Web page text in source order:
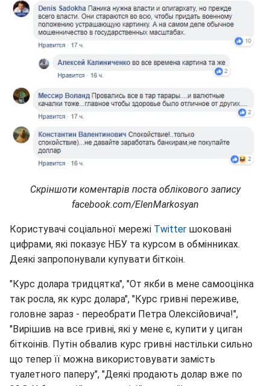
Скріншоти коментарів поста облікового запису
facebook.com/ElenMarkosyan
Користувачі соціальної мережі Twitter шоковані
цифрами, які показує НБУ та курсом в обмінниках.
Деякі запропонували купувати біткоін.
"Курс долара тридцятка", "От якби в мене самооцінка
так росла, як курс долара", "Курс гривні переживе,
головне зараз - переобрати Петра Олексійовича!",
"Вирішив на все гривні, які у мене є, купити у циган
біткоінів. Путін обвалив курс гривні настільки сильно
що тепер її можна використовувати замість
туалетного паперу", "Деякі продають долар вже по